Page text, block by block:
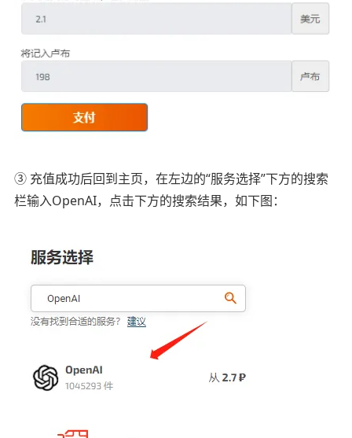
③ 充值成功后回到主页，在左边的“服务选择”下方的搜索
栏输入OpenAI，点击下方的搜索结果，如下图：